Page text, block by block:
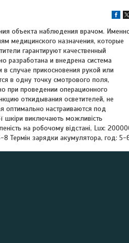
объекта наблюдения врачом.
медицинского назначения, которые
гарантируют качественный
разработана и внедрена система
в случае прикосновения рукой или
в одну точку смотрового поля,
при проведении операционного
откидывания осветителей, не
оптимально настраиваются под
шкіри виключають можливість
на робочому відстані, Lux:
8 Термін зарядки акумулятора, год: 5-